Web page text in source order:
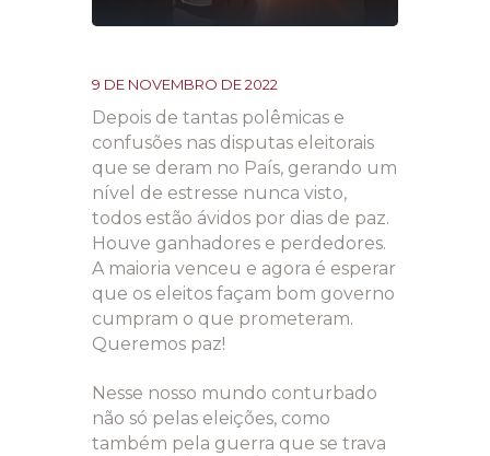
9 DE NOVEMBRO DE 2022
Depois de tantas polêmicas e
confusões nas disputas eleitorais
que se deram no País, gerando um
nível de estresse nunca visto,
todos estão ávidos por dias de paz.
Houve ganhadores e perdedores.
A maioria venceu e agora é esperar
que os eleitos façam bom governo
cumpram o que prometeram.
Queremos paz!
Nesse nosso mundo conturbado
não só pelas eleições, como
também pela guerra que se trava